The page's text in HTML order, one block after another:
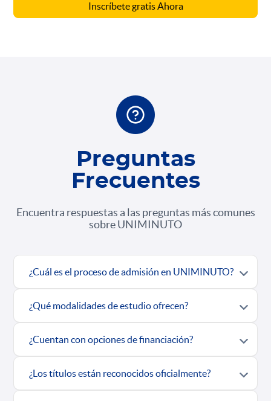
Inscríbete gratis Ahora
Preguntas
Frecuentes
Encuentra respuestas a las preguntas más comunes
sobre UNIMINUTO
¿Cuál es el proceso de admisión en UNIMINUTO?
¿Qué modalidades de estudio ofrecen?
¿Cuentan con opciones de financiación?
¿Los títulos están reconocidos oficialmente?